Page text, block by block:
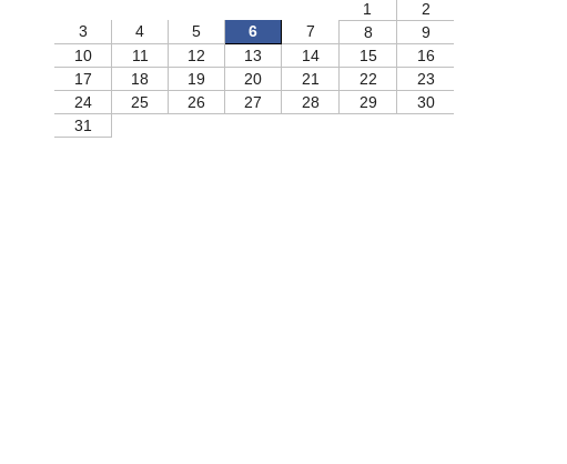
1
2
3
4 5 6 7 8
9
10
11 12 13 14 15
16
17
18 19 20 21 22
23
24
25 26 27 28 29
30
31